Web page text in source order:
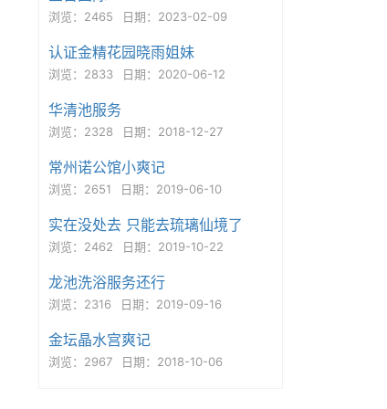
浏览：2465 日期：2023-02-09
认证金精花园晓雨姐妹
浏览：2833 日期：2020-06-12
华清池服务
浏览：2328 日期：2018-12-27
常州诺公馆小爽记
浏览：2651 日期：2019-06-10
实在没处去 只能去琉璃仙境了
浏览：2462 日期：2019-10-22
龙池洗浴服务还行
浏览：2316 日期：2019-09-16
金坛晶水宫爽记
浏览：2967 日期：2018-10-06